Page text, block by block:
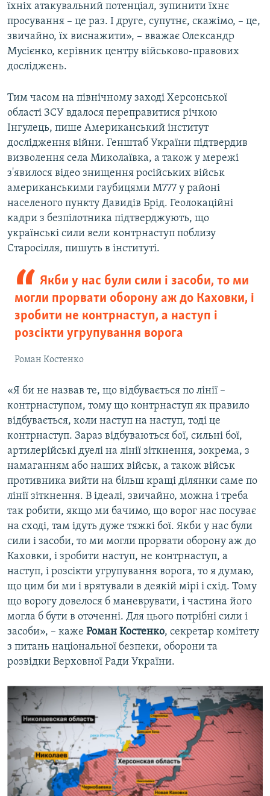
їхніх атакувальний потенціал, зупинити їхнє
просування – це раз. І друге, супутнє, скажімо, – це,
звичайно, їх виснажити», – вважає Олександр
Мусієнко, керівник центру військово-правових
досліджень.
Тим часом на північному заході Херсонської
області ЗСУ вдалося переправитися річкою
Інгулець, пише Американський інститут
дослідження війни. Генштаб України підтвердив
визволення села Миколаївка, а також у мережі
з'явилося відео знищення російських військ
американськими гаубицями М777 у районі
населеного пункту Давидів Брід. Геолокаційні
кадри з безпілотника підтверджують, що
українські сили вели контрнаступ поблизу
Старосілля, пишуть в інституті.
Якби у нас були сили і засоби, то ми
могли прорвати оборону аж до Каховки, і
зробити не контрнаступ, а наступ і
розсікти угрупування ворога
Роман Костенко
«Я би не назвав те, що відбувається по лінії –
контрнаступом, тому що контрнаступ як правило
відбувається, коли наступ на наступ, тоді це
контрнаступ. Зараз відбуваються бої, сильні бої,
артилерійські дуелі на лінії зіткнення, зокрема, з
намаганням або наших військ, а також військ
противника вийти на більш кращі ділянки саме по
лінії зіткнення. В ідеалі, звичайно, можна і треба
так робити, якщо ми бачимо, що ворог нас посуває
на сході, там ідуть дуже тяжкі бої. Якби у нас були
сили і засоби, то ми могли прорвати оборону аж до
Каховки, і зробити наступ, не контрнаступ, а
наступ, і розсікти угрупування ворога, то я думаю,
що цим би ми і врятували в деякій мірі і схід. Тому
що ворогу довелося б маневрувати, і частина його
могла б бути в оточенні. Для цього потрібні сили і
засоби», – каже Роман Костенко, секретар комітету
з питань національної безпеки, оборони та
розвідки Верховної Ради України.